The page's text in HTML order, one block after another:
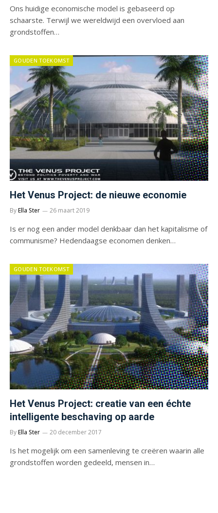
Ons huidige economische model is gebaseerd op
schaarste. Terwijl we wereldwijd een overvloed aan
grondstoffen…
GOUDEN TOEKOMST
Het Venus Project: de nieuwe economie
ByElla Ster 26 maart 2019
Is er nog een ander model denkbaar dan het kapitalisme of
communisme? Hedendaagse economen denken…
GOUDEN TOEKOMST
Het Venus Project: creatie van een échte
intelligente beschaving op aarde
ByElla Ster 20 december 2017
Is het mogelijk om een samenleving te creëren waarin alle
grondstoffen worden gedeeld, mensen in…